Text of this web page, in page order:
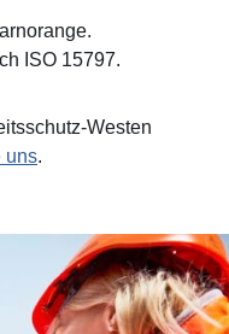
ISO 15797.
Westen
uns.